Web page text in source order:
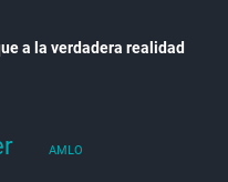
a la verdadera realidad
AMLO